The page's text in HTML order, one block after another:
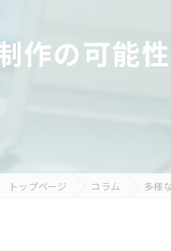
作の可能性
トップページ コラム 多様